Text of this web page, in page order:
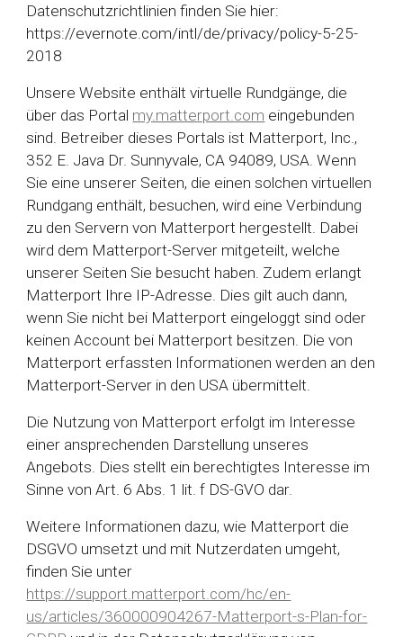
Datenschutzrichtlinien finden Sie hier:
https://evernote.com/intl/de/privacy/policy-5-25-
2018
Unsere Website enthält virtuelle Rundgänge, die
über das Portal my.matterport.com eingebunden
sind. Betreiber dieses Portals ist Matterport, Inc.,
352 E. Java Dr. Sunnyvale, CA 94089, USA. Wenn
Sie eine unserer Seiten, die einen solchen virtuellen
Rundgang enthält, besuchen, wird eine Verbindung
zu den Servern von Matterport hergestellt. Dabei
wird dem Matterport-Server mitgeteilt, welche
unserer Seiten Sie besucht haben. Zudem erlangt
Matterport Ihre IP-Adresse. Dies gilt auch dann,
wenn Sie nicht bei Matterport eingeloggt sind oder
keinen Account bei Matterport besitzen. Die von
Matterport erfassten Informationen werden an den
Matterport-Server in den USA übermittelt.
Die Nutzung von Matterport erfolgt im Interesse
einer ansprechenden Darstellung unseres
Angebots. Dies stellt ein berechtigtes Interesse im
Sinne von Art. 6 Abs. 1 lit. f DS-GVO dar.
Weitere Informationen dazu, wie Matterport die
DSGVO umsetzt und mit Nutzerdaten umgeht,
finden Sie unter
https://support.matterport.com/hc/en-
us/articles/360000904267-Matterport-s-Plan-for-